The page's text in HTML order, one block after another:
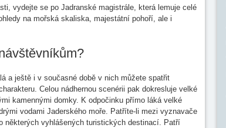
vydejte se po Jadranské magistrále, která lemuje celé
na mořská skaliska, majestátní pohoří, ale i
a ještě i v současné době v nich můžete spatřit
Celou nádhernou scenérii pak dokresluje velké
kamennými domky. K odpočinku přímo láká velké
vodami Jaderského moře. Patříte-li mezi vyznavače
některých vyhlášených turistických destinací. Patří